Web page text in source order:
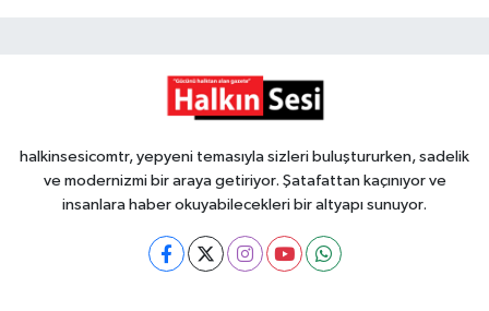
halkinsesicomtr, yepyeni temasıyla sizleri buluştururken, sadelik
ve modernizmi bir araya getiriyor. Şatafattan kaçınıyor ve
insanlara haber okuyabilecekleri bir altyapı sunuyor.